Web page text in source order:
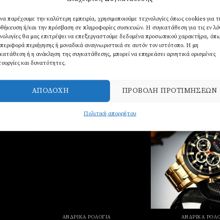
παρέχουμε την καλύτερη εμπειρία, χρησιμοποιούμε τεχνολογίες όπως cookies για
ή/και την πρόσβαση σε πληροφορίες συσκευών. Η συγκατάθεση για τις εν
θα μας επιτρέψει να επεξεργαστούμε δεδομένα προσωπικού χαρακτήρα,
περιήγησης ή μοναδικά αναγνωριστικά σε αυτόν τον ιστότοπο. Η μη
ή η ανάκληση της συγκατάθεσης, μπορεί να επηρεάσει αρνητικά ορισμένες
και δυνατότητες.
ΑΠΟΔΟΧΉ ΠΡΟΒΟΛΉ ΠΡΟΤΙΜΉΣΕΩΝ
Πολιτική απορρήτου
ΑΝΔΡΙΚΆ ΡΟΛΌΓΙΑ ΑΝΔΡΙΚΆ